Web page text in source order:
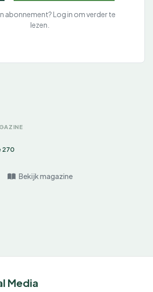
abonnement? Log in om verder te
lezen.
270
Bekijk magazine
Media